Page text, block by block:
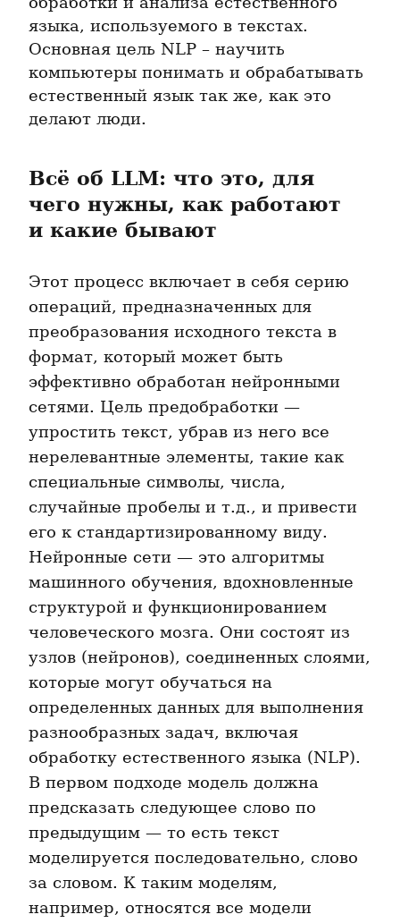
языка, используемого в текстах.
Основная цель NLP – научить
компьютеры понимать и обрабатывать
естественный язык так же, как это
делают люди.
Всё об LLM: что это, для
чего нужны, как работают
и какие бывают
Этот процесс включает в себя серию
операций, предназначенных для
преобразования исходного текста в
формат, который может быть
эффективно обработан нейронными
сетями. Цель предобработки —
упростить текст, убрав из него все
нерелевантные элементы, такие как
специальные символы, числа,
случайные пробелы и т.д., и привести
его к стандартизированному виду.
Нейронные сети — это алгоритмы
машинного обучения, вдохновленные
структурой и функционированием
человеческого мозга. Они состоят из
узлов (нейронов), соединенных слоями,
которые могут обучаться на
определенных данных для выполнения
разнообразных задач, включая
обработку естественного языка (NLP).
В первом подходе модель должна
предсказать следующее слово по
предыдущим — то есть текст
моделируется последовательно, слово
за словом. К таким моделям,
например, относятся все модели